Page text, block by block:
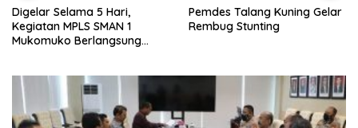
Digelar Selama 5 Hari,
Kegiatan MPLS SMAN 1
Mukomuko Berlangsung
Pemdes Talang Kuning Gelar
Rembug Stunting